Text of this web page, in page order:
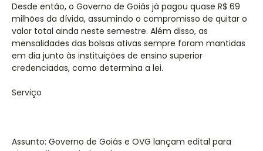
Desde então, o Governo de Goiás já pagou quase R$ 69
milhões da dívida, assumindo o compromisso de quitar o
valor total ainda neste semestre. Além disso, as
mensalidades das bolsas ativas sempre foram mantidas
em dia junto às instituições de ensino superior
credenciadas, como determina a lei.
Serviço
Assunto: Governo de Goiás e OVG lançam edital para